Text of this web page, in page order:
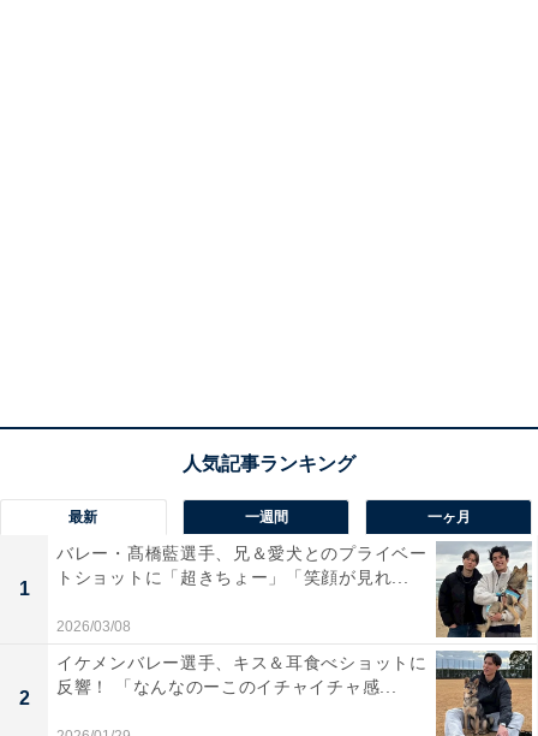
最新 一週間 一ヶ月
1
バレー・髙橋藍選手、兄＆愛犬とのプライベー
トショットに「超きちょー」「笑顔が見れ...
2026/03/08
2
イケメンバレー選手、キス＆耳食べショットに
反響！ 「なんなのーこのイチャイチャ感...